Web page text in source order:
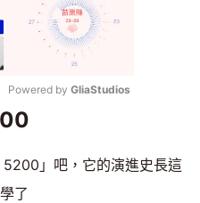
Powered by GliaStudios
」吧，它的演進史長這
了